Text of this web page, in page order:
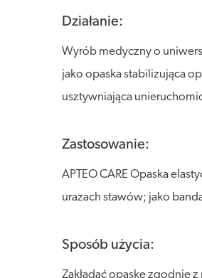
Działanie:
Wyrób medyczny o
jako opaska stabilizująca
usztywniająca
Zastosowanie:
APTEO CARE Opaska
urazach stawów; jako
Sposób użycia:
Zakładać opaskę zgodnie